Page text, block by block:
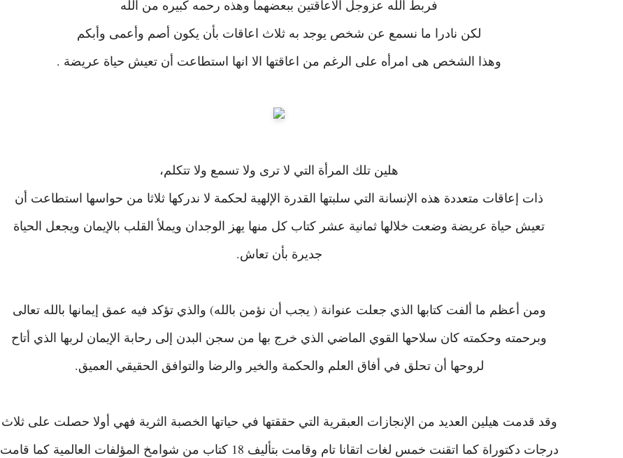
فربط الله عزوجل الاعاقتين ببعضهما وهذه رحمه كبيره من الله
لكن نادرا ما نسمع عن شخص يوجد به ثلاث اعاقات بأن يكون أصم وأعمى وأبكم
وهذا الشخص هى امرأه على الرغم من اعاقتها الا انها استطاعت أن تعيش حياة عريضة .
هلين تلك المرأة التي لا ترى ولا تسمع ولا تتكلم،
ذات إعاقات متعددة هذه الإنسانة التي سلبتها القدرة الإلهية لحكمة لا ندركها ثلاثا من حواسها استطاعت أن
تعيش حياة عريضة وضعت خلالها ثمانية عشر كتاب كل منها يهز الوجدان ويملأ القلب بالإيمان ويجعل الحياة
جديرة بأن تعاش.
ومن أعظم ما ألفت كتابها الذي جعلت عنوانة ( يجب أن نؤمن بالله) والذي تؤكد فيه عمق إيمانها بالله تعالى
وبرحمته وحكمته كان سلاحها القوي الماضي الذي خرج بها من سجن البدن إلى رحابة الإيمان لربها الذي أتاح
لروحها أن تحلق في أفاق العلم والحكمة والخير والرضا والتوافق الحقيقي العميق.
وقد قدمت هيلين العديد من الإنجازات العبقرية التي حققتها في حياتها الخصبة الثرية فهي أولا حصلت على ثلاث
درجات دكتوراة كما اتقنت خمس لغات اتقانا تام وقامت بتأليف 18 كتاب من شوامخ المؤلفات العالمية كما قامت